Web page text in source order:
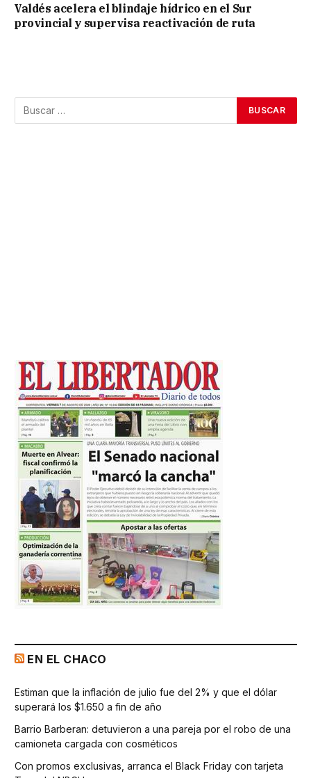
Valdés acelera el blindaje hídrico en el Sur
provincial y supervisa reactivación de ruta
EN EL CHACO
Estiman que la inflación de julio fue del 2% y que el dólar
superará los $1.650 a fin de año
Barrio Barberan: detuvieron a una pareja por el robo de una
camioneta cargada con cosméticos
Con promos exclusivas, arranca el Black Friday con tarjeta